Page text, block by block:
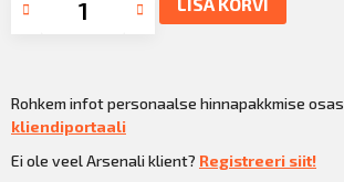
Rohkem infot personaalse hinnapakkmise osas
kliendiportaali
Ei ole veel Arsenali klient? Registreeri siit!